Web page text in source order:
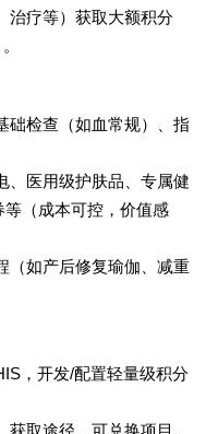
治疗等）获取大额积分
础检查（如血常规）、指
、医用级护肤品、专属健
（成本可控，价值感
（如产后修复瑜伽、减重
，开发/配置轻量级积分